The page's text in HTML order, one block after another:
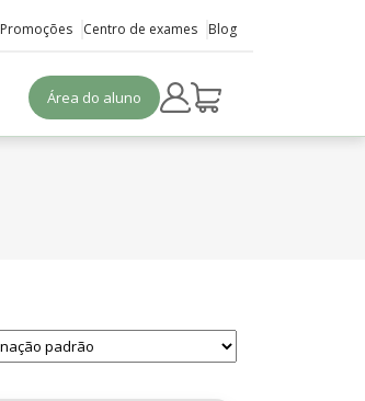
Área do aluno
Promoções Centro de exames Blog